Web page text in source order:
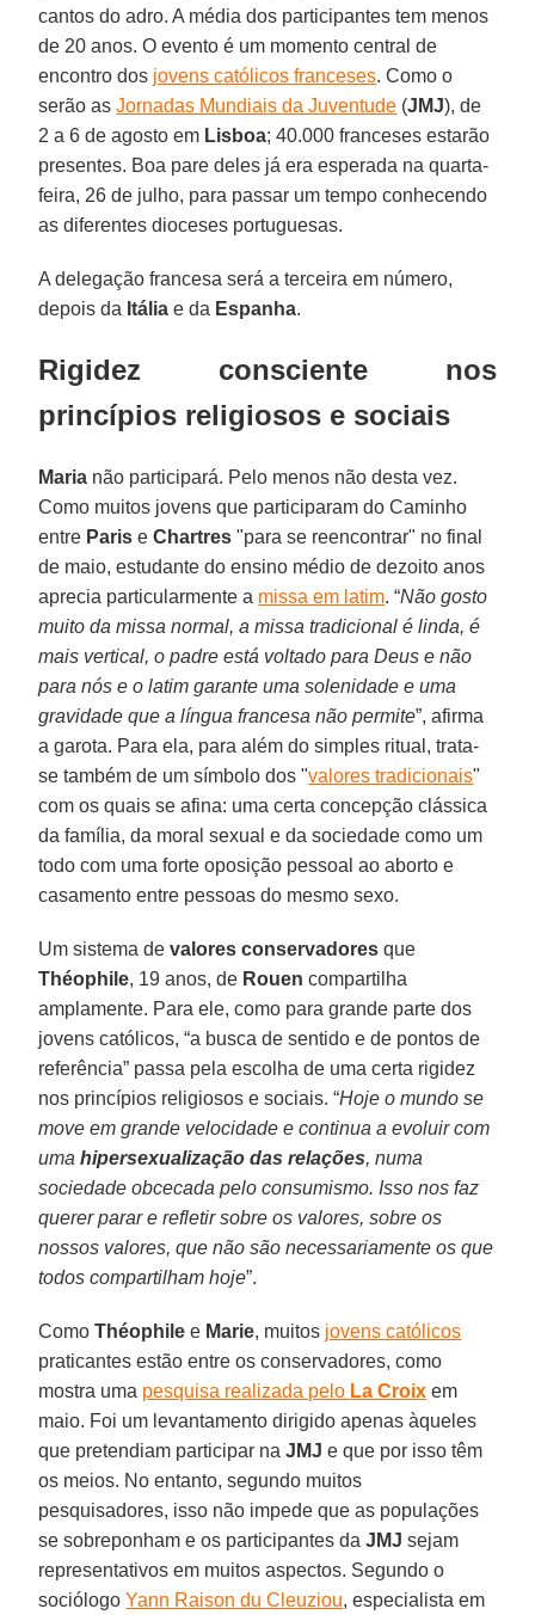
cantos do adro. A média dos participantes tem menos
de 20 anos. O evento é um momento central de
encontro dos jovens católicos franceses. Como o
serão asJornadas Mundiais da Juventude (JMJ), de
2 a 6 de agosto em Lisboa; 40.000 franceses estarão
presentes. Boa pare deles já era esperada na quarta-
feira, 26 de julho, para passar um tempo conhecendo
as diferentes dioceses portuguesas.
A delegação francesa será a terceira em número,
depois da Itália e da Espanha.
Rigidez consciente nos
princípios religiosos e sociais
Maria não participará. Pelo menos não desta vez.
Como muitos jovens que participaram do Caminho
entre Paris eChartres "para se reencontrar" no final
de maio, estudante do ensino médio de dezoito anos
aprecia particularmente a missa em latim. “Não gosto
muito da missa normal, a missa tradicional é linda, é
mais vertical, o padre está voltado para Deus e não
para nós e o latim garante uma solenidade e uma
gravidade que a língua francesa não permite”, afirma
a garota. Para ela, para além do simples ritual, trata-
se também de um símbolo dos "valores tradicionais"
com os quais se afina: uma certa concepção clássica
da família, da moral sexual e da sociedade como um
todo com uma forte oposição pessoal ao aborto e
casamento entre pessoas do mesmo sexo.
Um sistema devalores conservadores que
Théophile, 19 anos, de Rouen compartilha
amplamente. Para ele, como para grande parte dos
jovens católicos, “a busca de sentido e de pontos de
referência” passa pela escolha de uma certa rigidez
nos princípios religiosos e sociais. “Hoje o mundo se
move em grande velocidade e continua a evoluir com
umahipersexualização das relações, numa
sociedade obcecada pelo consumismo. Isso nos faz
querer parar e refletir sobre os valores, sobre os
nossos valores, que não são necessariamente os que
todos compartilham hoje”.
ComoThéophile e Marie, muitos jovens católicos
praticantes estão entre os conservadores, como
mostra uma pesquisa realizada pelo La Croix em
maio. Foi um levantamento dirigido apenas àqueles
que pretendiam participar naJMJ e que por isso têm
os meios. No entanto, segundo muitos
pesquisadores, isso não impede que as populações
se sobreponham e os participantes daJMJ sejam
representativos em muitos aspectos. Segundo o
sociólogoYann Raison du Cleuziou, especialista em